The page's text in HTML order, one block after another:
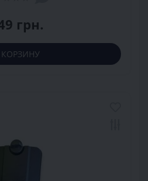
грн.
КОРЗИНУ